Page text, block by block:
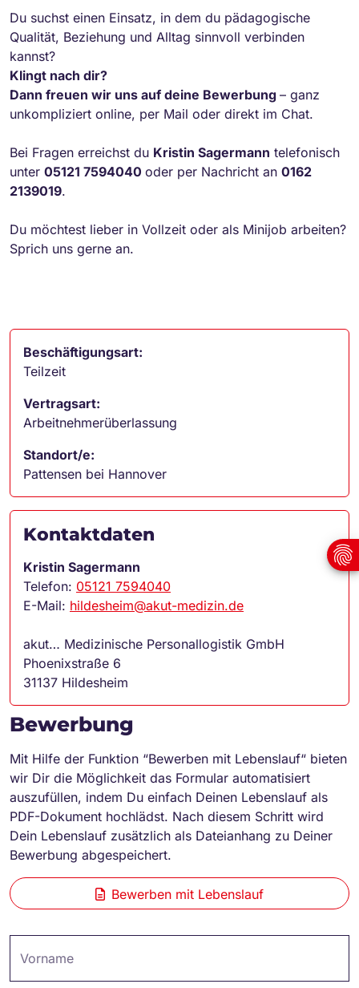
Du suchst einen Einsatz, in dem du pädagogische
Qualität, Beziehung und Alltag sinnvoll verbinden
kannst?
Klingt nach dir?
Dann freuen wir uns auf deine Bewerbung – ganz
unkompliziert online, per Mail oder direkt im Chat.
Bei Fragen erreichst du Kristin Sagermann telefonisch
unter 05121 7594040 oder per Nachricht an 0162
2139019.
Du möchtest lieber in Vollzeit oder als Minijob arbeiten?
Sprich uns gerne an.
Beschäftigungsart:
Teilzeit
Vertragsart:
Arbeitnehmerüberlassung
Standort/e:
Pattensen bei Hannover
Kontaktdaten
Kristin Sagermann
Telefon: 05121 7594040
E-Mail: hildesheim@akut-medizin.de
akut… Medizinische Personallogistik GmbH
Phoenixstraße 6
31137 Hildesheim
Bewerbung
Mit Hilfe der Funktion “Bewerben mit Lebenslauf“ bieten
wir Dir die Möglichkeit das Formular automatisiert
auszufüllen, indem Du einfach Deinen Lebenslauf als
PDF-Dokument hochlädst. Nach diesem Schritt wird
Dein Lebenslauf zusätzlich als Dateianhang zu Deiner
Bewerbung abgespeichert.
Bewerben mit Lebenslauf
Vorname